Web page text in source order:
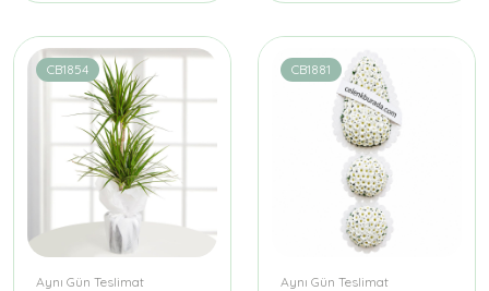
CB1854
Aynı Gün Teslimat
CB1881
Aynı Gün Teslimat